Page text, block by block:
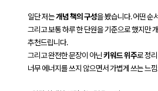
일단 저는개념 책의 구성을 봤습니다. 어떤 순
그리고 보통 하루 한 단원을 기준으로 했지만
추천드립니다.
그리고 완전한 문장이 아닌키워드 위주로 정
너무 에너지를 쓰지 않으면서 가볍게 쓰는 느